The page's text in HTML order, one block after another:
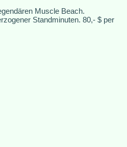
Muscle Beach.
Standminuten. 80,- $ per